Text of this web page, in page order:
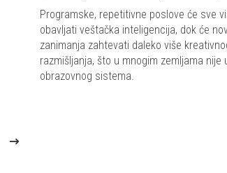
Programske, repetitivne poslove će sve
obavljati veštačka inteligencija, dok će
zanimanja zahtevati daleko više
razmišljanja, što u mnogim zemljama nije
obrazovnog sistema.